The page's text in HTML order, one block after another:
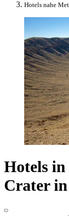
Hotels nahe
Hotels
Crater